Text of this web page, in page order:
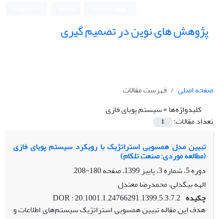
پژوهش های نوین در تصمیم گیری
صفحه اصلی
فهرست مقالات
کلیدواژه‌ها =سیستم پویای فازی
تعداد مقالات:
1
تبیین مدل همسویی استراتژیک با رویکرد سیستم پویای فازی
(مطالعه موردی: صنعت تلکام)
دوره 5، شماره 3، پاییز 1399، صفحه
180-208
الهه بیگدلی، محمدرضا معتدل
چکیده DOR : 20.1001.1.24766291.1399.5.3.7.2
هدف این مقاله تبیین همسویی استراتژیک سیستم‌های اطلاعات و